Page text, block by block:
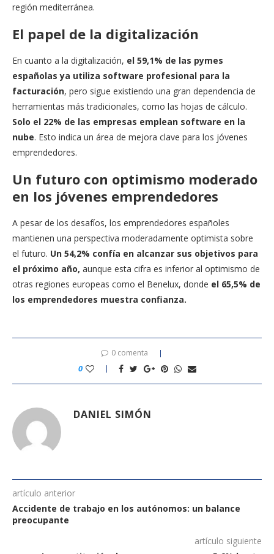
región mediterránea.
El papel de la digitalización
En cuanto a la digitalización, el 59,1% de las pymes
españolas ya utiliza software profesional para la
facturación, pero sigue existiendo una gran dependencia de
herramientas más tradicionales, como las hojas de cálculo.
Solo el 22% de las empresas emplean software en la
nube. Esto indica un área de mejora clave para los jóvenes
emprendedores.
Un futuro con optimismo moderado
en los jóvenes emprendedores
A pesar de los desafíos, los emprendedores españoles
mantienen una perspectiva moderadamente optimista sobre
el futuro. Un 54,2% confía en alcanzar sus objetivos para
el próximo año, aunque esta cifra es inferior al optimismo de
otras regiones europeas como el Benelux, donde el 65,5% de
los emprendedores muestra confianza.
0 comenta
0
DANIEL SIMÓN
artículo anterior
Accidente de trabajo en los autónomos: un balance
preocupante
artículo siguiente